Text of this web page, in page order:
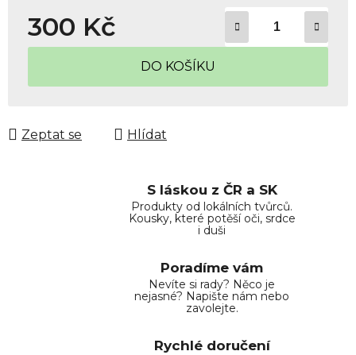
300 Kč
Měrná cena:
DO KOŠÍKU
Zeptat se Hlídat
S láskou z ČR a SK
Produkty od lokálních tvůrců.
Kousky, které potěší oči, srdce
i duši
Poradíme vám
Nevíte si rady? Něco je
nejasné? Napište nám nebo
zavolejte.
Rychlé doručení